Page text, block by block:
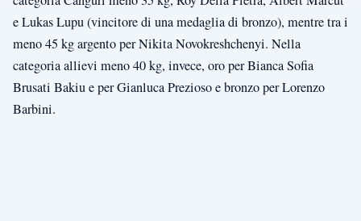
e Lukas Lupu (vincitore di una medaglia di bronzo), mentre tra i
meno 45 kg argento per Nikita Novokreshchenyi. Nella
categoria allievi meno 40 kg, invece, oro per Bianca Sofia
Brusati Bakiu e per Gianluca Prezioso e bronzo per Lorenzo
Barbini.